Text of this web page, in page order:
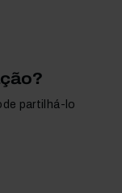
partilhá-lo